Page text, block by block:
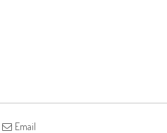
Email